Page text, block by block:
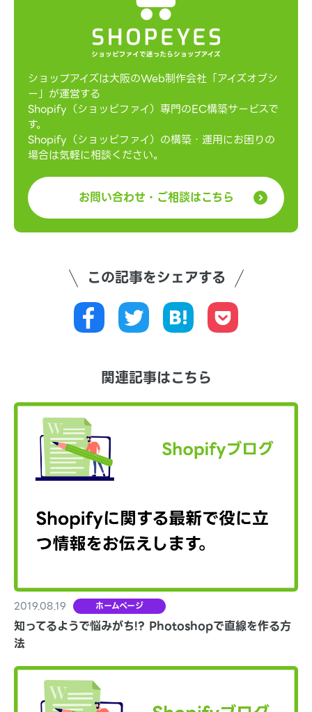
ショップアイズは大阪のWeb制作会社「アイズオブシ
ー」が運営する
Shopify（ショッピファイ）専門のEC構築サービスで
す。
Shopify（ショッピファイ）の構築・運用にお困りの
場合は気軽に相談ください。
お問い合わせ・ご相談はこちら
この記事をシェアする
関連記事はこちら
2019.08.19 ホームページ
知ってるようで悩みがち!? Photoshopで直線を作る方
法